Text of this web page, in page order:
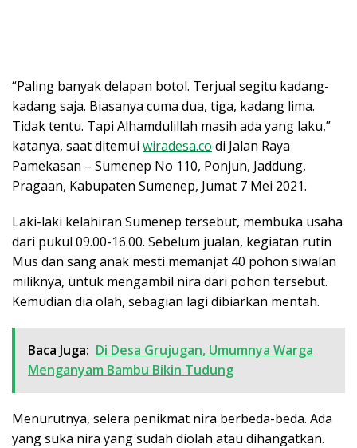
“Paling banyak delapan botol. Terjual segitu kadang-
kadang saja. Biasanya cuma dua, tiga, kadang lima.
Tidak tentu. Tapi Alhamdulillah masih ada yang laku,”
katanya, saat ditemui wiradesa.co di Jalan Raya
Pamekasan – Sumenep No 110, Ponjun, Jaddung,
Pragaan, Kabupaten Sumenep, Jumat 7 Mei 2021.
Laki-laki kelahiran Sumenep tersebut, membuka usaha
dari pukul 09.00-16.00. Sebelum jualan, kegiatan rutin
Mus dan sang anak mesti memanjat 40 pohon siwalan
miliknya, untuk mengambil nira dari pohon tersebut.
Kemudian dia olah, sebagian lagi dibiarkan mentah.
Baca Juga: Di Desa Grujugan, Umumnya Warga
Menganyam Bambu Bikin Tudung
Menurutnya, selera penikmat nira berbeda-beda. Ada
yang suka nira yang sudah diolah atau dihangatkan.